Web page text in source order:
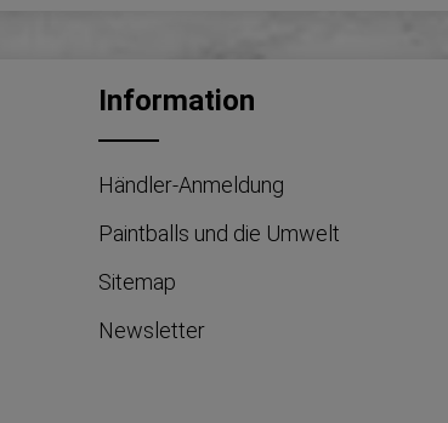
Information
Händler-Anmeldung
Paintballs und die Umwelt
Sitemap
Newsletter